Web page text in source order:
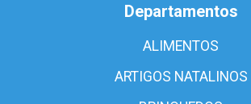
Departamentos
ALIMENTOS
ARTIGOS NATALINOS